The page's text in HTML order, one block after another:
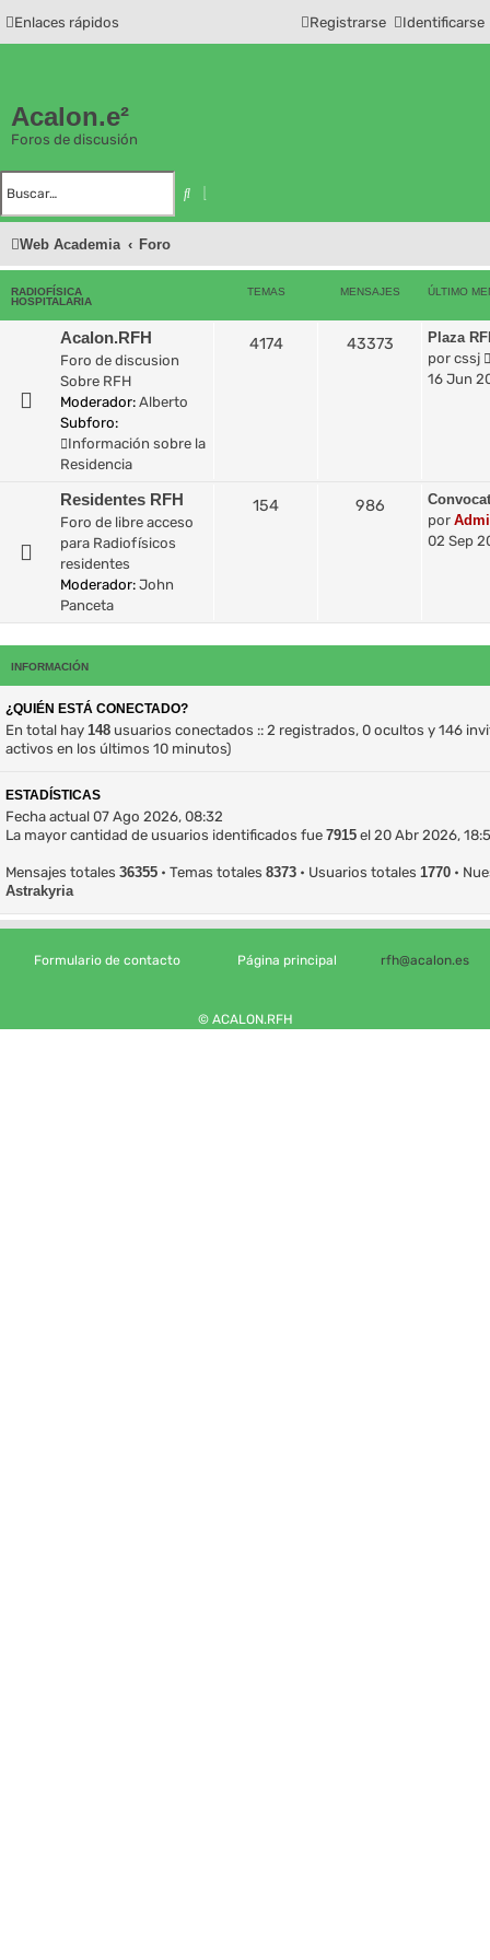
Enlaces rápidos Identificarse
Registrarse
Acalon.e²
Foros de discusión
B
ú
d
a
Web Academia Foro
RADIOFÍSICA
HOSPITALARIA
TEMAS MENSAJES ÚLTIMO
Acalon.RFH
Foro de discusion
Sobre RFH
Moderador: Alberto
Subforo:
Información sobre la
Residencia
4174 43373
Plaza
por cssj
16 Jun
Residentes RFH
Foro de libre acceso
para Radiofísicos
residentes
Moderador: John
Panceta
154 986
por
02 Sep
INFORMACIÓN
¿QUIÉN ESTÁ CONECTADO?
En total hay 148 usuarios conectados :: 2 registrados, 0 ocultos y 146
activos en los últimos 10 minutos)
ESTADÍSTICAS
Fecha actual 07 Ago 2026, 08:32
La mayor cantidad de usuarios identificados fue 7915 el 20 Abr 2026,
Mensajes totales 36355 • Temas totales 8373 • Usuarios totales 1770 •
Astrakyria
Formulario de contacto Página principal rfh@acalon.es
© ACALON.RFH